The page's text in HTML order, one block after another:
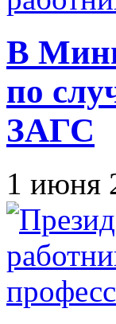
В
по
ЗАГС
1 июня